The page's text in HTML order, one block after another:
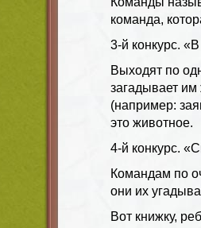
команда,
3-й конкурс.
Выходят по
загадывает
(например:
это животное.
4-й конкурс.
Командам по
они их
Вот книжку,